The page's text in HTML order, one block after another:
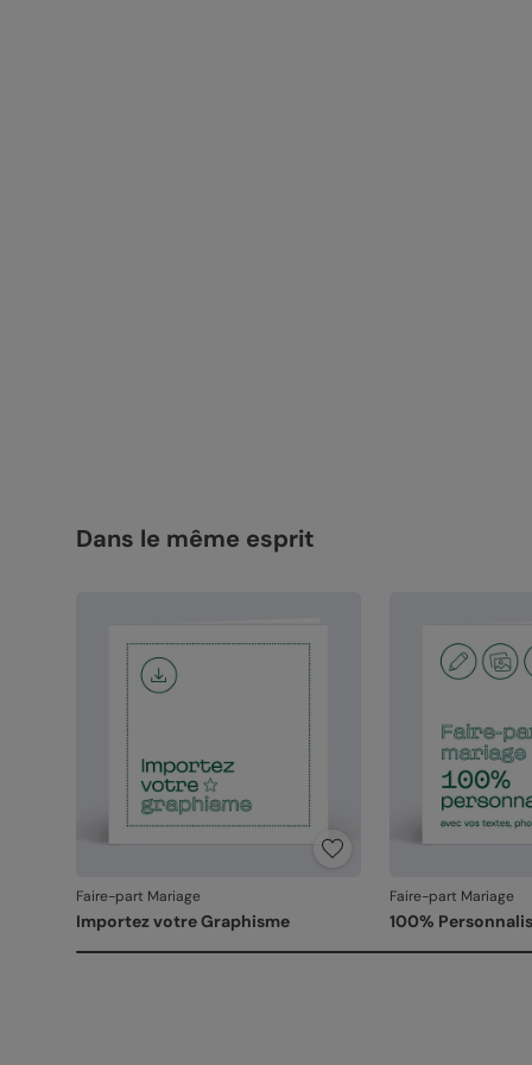
Dans le même esprit
Faire-part Mariage
Importez votre Graphisme
Faire-part Mariage
100%